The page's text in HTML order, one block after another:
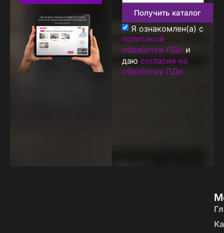
Получить каталог
Я ознакомлен(а) с
политикой
обработки ПДн и
даю согласие на
обработку ПДн